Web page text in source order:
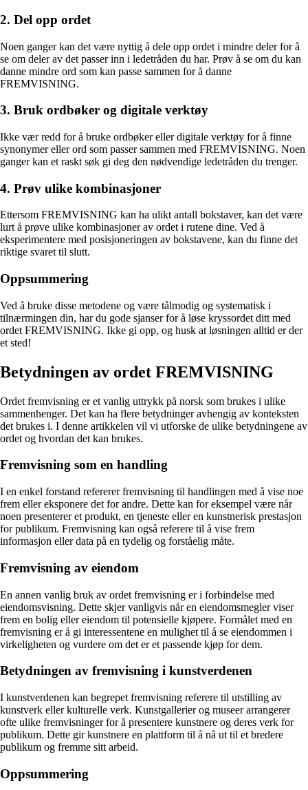
2. Del opp ordet
Noen ganger kan det være nyttig å dele opp ordet i mindre deler for å
se om deler av det passer inn i ledetråden du har. Prøv å se om du kan
danne mindre ord som kan passe sammen for å danne
FREMVISNING.
3. Bruk ordbøker og digitale verktøy
Ikke vær redd for å bruke ordbøker eller digitale verktøy for å finne
synonymer eller ord som passer sammen med FREMVISNING. Noen
ganger kan et raskt søk gi deg den nødvendige ledetråden du trenger.
4. Prøv ulike kombinasjoner
Ettersom FREMVISNING kan ha ulikt antall bokstaver, kan det være
lurt å prøve ulike kombinasjoner av ordet i rutene dine. Ved å
eksperimentere med posisjoneringen av bokstavene, kan du finne det
riktige svaret til slutt.
Oppsummering
Ved å bruke disse metodene og være tålmodig og systematisk i
tilnærmingen din, har du gode sjanser for å løse kryssordet ditt med
ordet FREMVISNING. Ikke gi opp, og husk at løsningen alltid er der
et sted!
Betydningen av ordet FREMVISNING
Ordet fremvisning er et vanlig uttrykk på norsk som brukes i ulike
sammenhenger. Det kan ha flere betydninger avhengig av konteksten
det brukes i. I denne artikkelen vil vi utforske de ulike betydningene av
ordet og hvordan det kan brukes.
Fremvisning som en handling
I en enkel forstand refererer fremvisning til handlingen med å vise noe
frem eller eksponere det for andre. Dette kan for eksempel være når
noen presenterer et produkt, en tjeneste eller en kunstnerisk prestasjon
for publikum. Fremvisning kan også referere til å vise frem
informasjon eller data på en tydelig og forståelig måte.
Fremvisning av eiendom
En annen vanlig bruk av ordet fremvisning er i forbindelse med
eiendomsvisning. Dette skjer vanligvis når en eiendomsmegler viser
frem en bolig eller eiendom til potensielle kjøpere. Formålet med en
fremvisning er å gi interessentene en mulighet til å se eiendommen i
virkeligheten og vurdere om det er et passende kjøp for dem.
Betydningen av fremvisning i kunstverdenen
I kunstverdenen kan begrepet fremvisning referere til utstilling av
kunstverk eller kulturelle verk. Kunstgallerier og museer arrangerer
ofte ulike fremvisninger for å presentere kunstnere og deres verk for
publikum. Dette gir kunstnere en plattform til å nå ut til et bredere
publikum og fremme sitt arbeid.
Oppsummering